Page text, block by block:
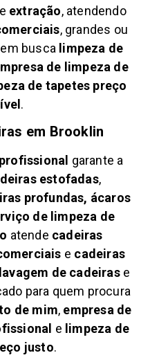
e extração, atendendo
, grandes ou
busca limpeza de
de limpeza de
de tapetes preço
.
em Brooklin
garante a
estofadas,
profundas, ácaros
de limpeza de
atende cadeiras
e cadeiras
lavagem de cadeirase
para quem procura
de mim, empresa de
e limpeza de
justo.